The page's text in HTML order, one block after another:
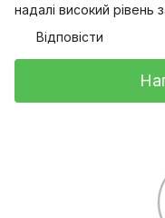
надалі високий рівень
Відповісти